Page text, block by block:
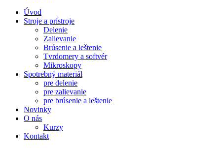
Úvod
Stroje a prístroje
Delenie
Zalievanie
Brúsenie a leštenie
Tvrdomery a softvér
Mikroskopy
Spotrebný materiál
pre delenie
pre zalievanie
pre brúsenie a leštenie
Novinky
O nás
Kurzy
Kontakt